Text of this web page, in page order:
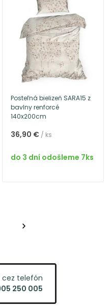
Posteľná bielizeň SARA15 z
bavlny renforcé
140x200cm
36,90 € / ks
do 3 dní odošleme 7ks
cez telefón
250 005